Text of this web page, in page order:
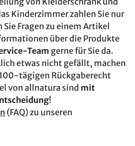
Kinderzimmer zahlen Sie nur
Sie Fragen zu einem Artikel
über die Produkte
Team gerne für Sie da.
etwas nicht gefällt, machen
tägigen Rückgaberecht
von allnatura sind mit
!
(FAQ) zu unseren